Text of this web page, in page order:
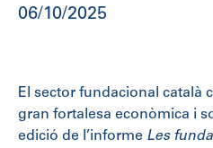
06/10/2025
El sector fundacional català
gran fortalesa econòmica i
edició de l’informe Les